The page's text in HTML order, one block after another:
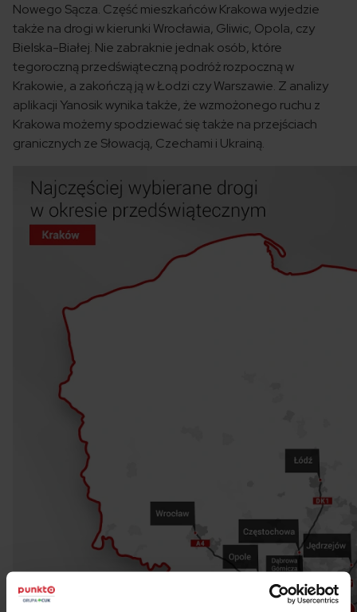
Nowego Sącza. Część mieszkańców Krakowa wyjedzie
także na drogi w kierunki Wrocławia, Gliwic, Opola, czy
Bielska-Białej. Nie zabraknie jednak osób, które
tegoroczną przedświąteczną podróż rozpoczną w
Krakowie, a zakończą ją w Łodzi czy Warszawie. Z analizy
aplikacji Yanosik wynika także, że wzmożonego ruchu z
Krakowa możemy spodziewać się także na przejściach
granicznych ze Słowacją, Czechami i Ukrainą.